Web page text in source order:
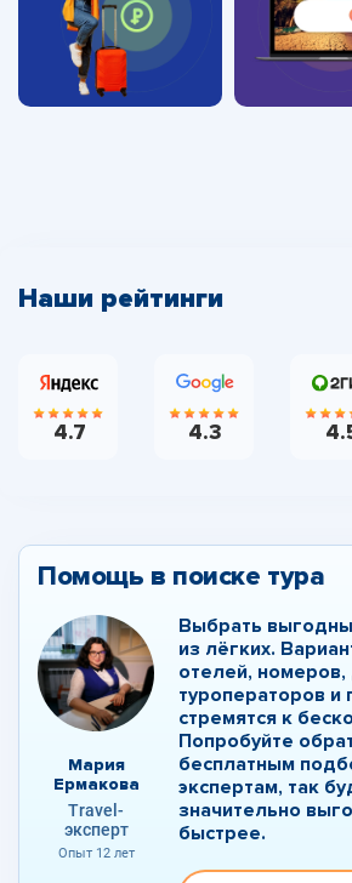
Наши рейтинги
4.7 4.3
Помощь в поиске тура
Мария
Ермакова
Travel-
эксперт
Опыт 12 лет
Выбрать
из лёгких.
отелей, номеров,
туроператоров и
стремятся к
Попробуйте
бесплатным
экспертам, так
значительно
быстрее.